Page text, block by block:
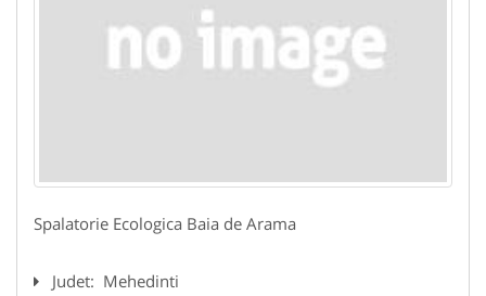
Spalatorie Ecologica Baia de Arama
Judet: Mehedinti